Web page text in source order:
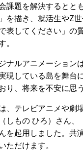
課題を解決するとと
を描き、就活生やZ
表してください」の
。
ナルアニメーション
現している島を舞台
り、将来を不安に思
、テレビアニメや劇
しもの ひろ）さん
を起用しました。共
ただけます。